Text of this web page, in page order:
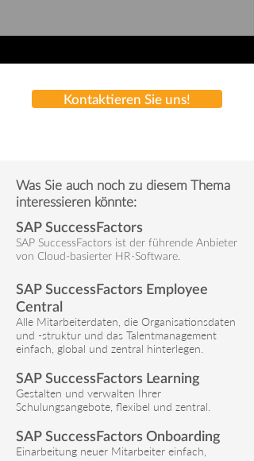
Kontaktieren Sie uns!
Was Sie auch noch zu diesem Thema
interessieren könnte:
SAP SuccessFactors
SAP SuccessFactors ist der führende Anbieter
von Cloud-basierter HR-Software.
SAP SuccessFactors Employee
Central
Alle Mitarbeiterdaten, die Organisationsdaten
und -struktur und das Talentmanagement
einfach, global und zentral hinterlegen.
SAP SuccessFactors Learning
Gestalten und verwalten Ihrer
Schulungsangebote, flexibel und zentral.
SAP SuccessFactors Onboarding
Einarbeitung neuer Mitarbeiter einfach,